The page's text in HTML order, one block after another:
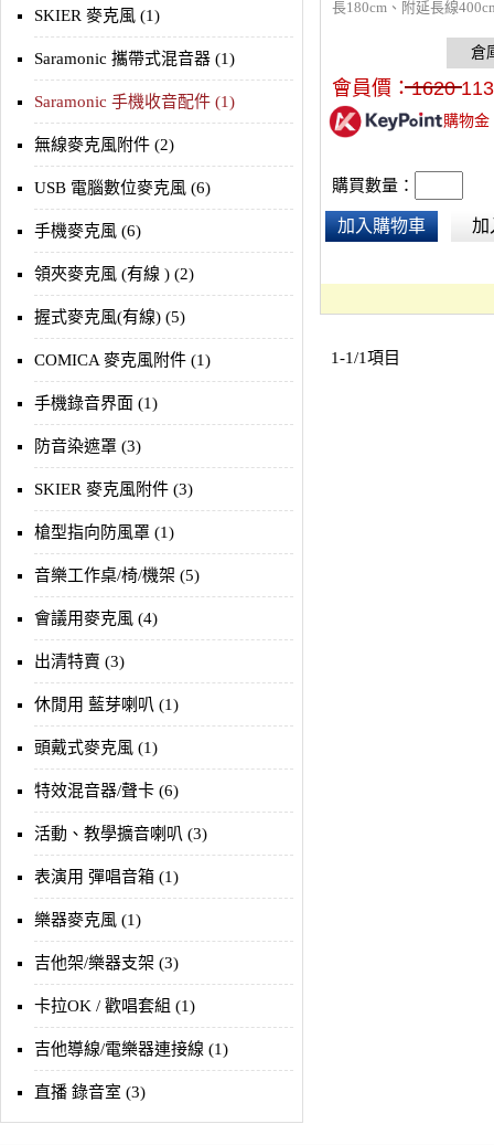
SKIER 麥克風 (1)
Saramonic 攜帶式混音器 (1)
Saramonic 手機收音配件 (1)
無線麥克風附件 (2)
USB 電腦數位麥克風 (6)
手機麥克風 (6)
領夾麥克風 (有線 ) (2)
握式麥克風(有線) (5)
COMICA 麥克風附件 (1)
手機錄音界面 (1)
防音染遮罩 (3)
SKIER 麥克風附件 (3)
槍型指向防風罩 (1)
音樂工作桌/椅/機架 (5)
會議用麥克風 (4)
出清特賣 (3)
休閒用 藍芽喇叭 (1)
頭戴式麥克風 (1)
特效混音器/聲卡 (6)
活動、教學擴音喇叭 (3)
表演用 彈唱音箱 (1)
樂器麥克風 (1)
吉他架/樂器支架 (3)
卡拉OK / 歡唱套組 (1)
吉他導線/電樂器連接線 (1)
直播 錄音室 (3)
長180cm、附延長線
插座規格，適用iOS和
機，整體提高手機錄製
※本產品不含手機
會員價：1620
購物金
購買數量：
加入購物車 加
1-1/1項目